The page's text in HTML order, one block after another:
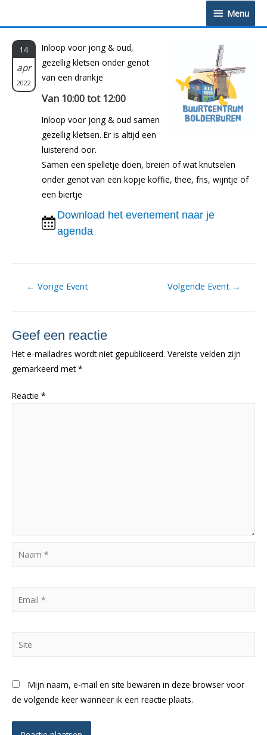
Menu
Menu
14
apr
2022
Inloop voor jong & oud,
gezellig kletsen onder genot
van een drankje
Van 10:00 tot 12:00
Inloop voor jong & oud samen
gezellig kletsen. Er is altijd een
luisterend oor.
Samen een spelletje doen, breien of wat knutselen
onder genot van een kopje koffie, thee, fris, wijntje of
een biertje
Download het evenement naar je
agenda
Berichtnavigatie
← Vorige Event Volgende Event →
Geef een reactie
Het e-mailadres wordt niet gepubliceerd. Vereiste velden zijn
gemarkeerd met*
Reactie *
Naam
Mijn naam, e-mail en site bewaren in deze browser voor
de volgende keer wanneer ik een reactie plaats.